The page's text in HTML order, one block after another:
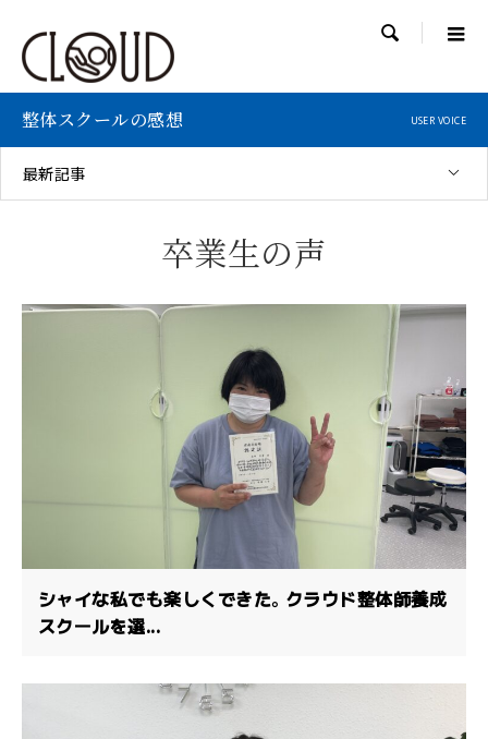

整体スクールの感想 USER VOICE
最新記事
卒業生の声
シャイな私でも楽しくできた。クラウド整体師養成
スクールを選...